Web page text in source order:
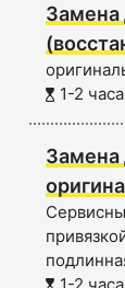
Замена
1-2 часа
Замена